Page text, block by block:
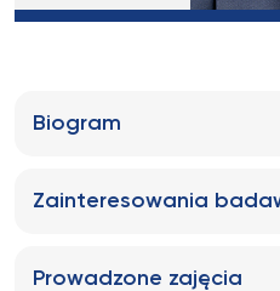
Biogram
Zainteresowania
Prowadzone zajęcia